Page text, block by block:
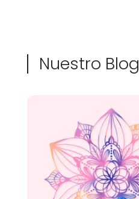
Nuestro Blog